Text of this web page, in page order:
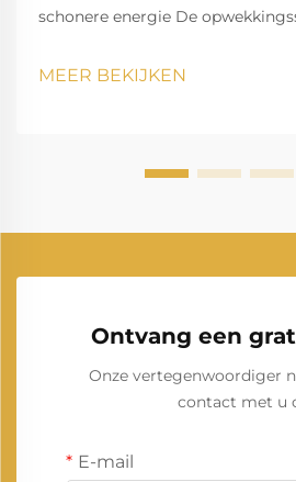
schonere energie De
elektriciteit opwekken en
MEER BEKIJKEN
Ontvang een
Onze vertegenwoordiger
contact met u
E-mail